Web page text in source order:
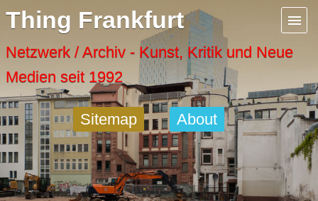
Thing Frankfurt
Netzwerk / Archiv - Kunst, Kritik und Neue
Medien seit 1992
Sitemap About
Home»Tags» Zwischennutzung
Menu
Artspaces
Cool Places
Frankfurt Diary
Activity